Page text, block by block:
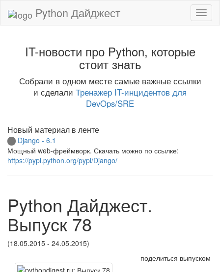
Python Дайджест
IT-новости про Python, которые
стоит знать
Собрали в одном месте самые важные ссылки
и сделали Тренажер IT-инцидентов для
DevOps/SRE
Новый материал в ленте
Django - 6.1
Мощный web-фреймворк. Скачать можно по ссылке:
https://pypi.python.org/pypi/Django/
Python Дайджест.
Выпуск 78
(18.05.2015 - 24.05.2015)
поделиться выпуском